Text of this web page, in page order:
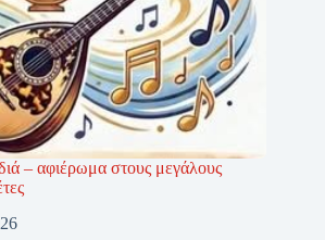
– αφιέρωμα στους μεγάλους